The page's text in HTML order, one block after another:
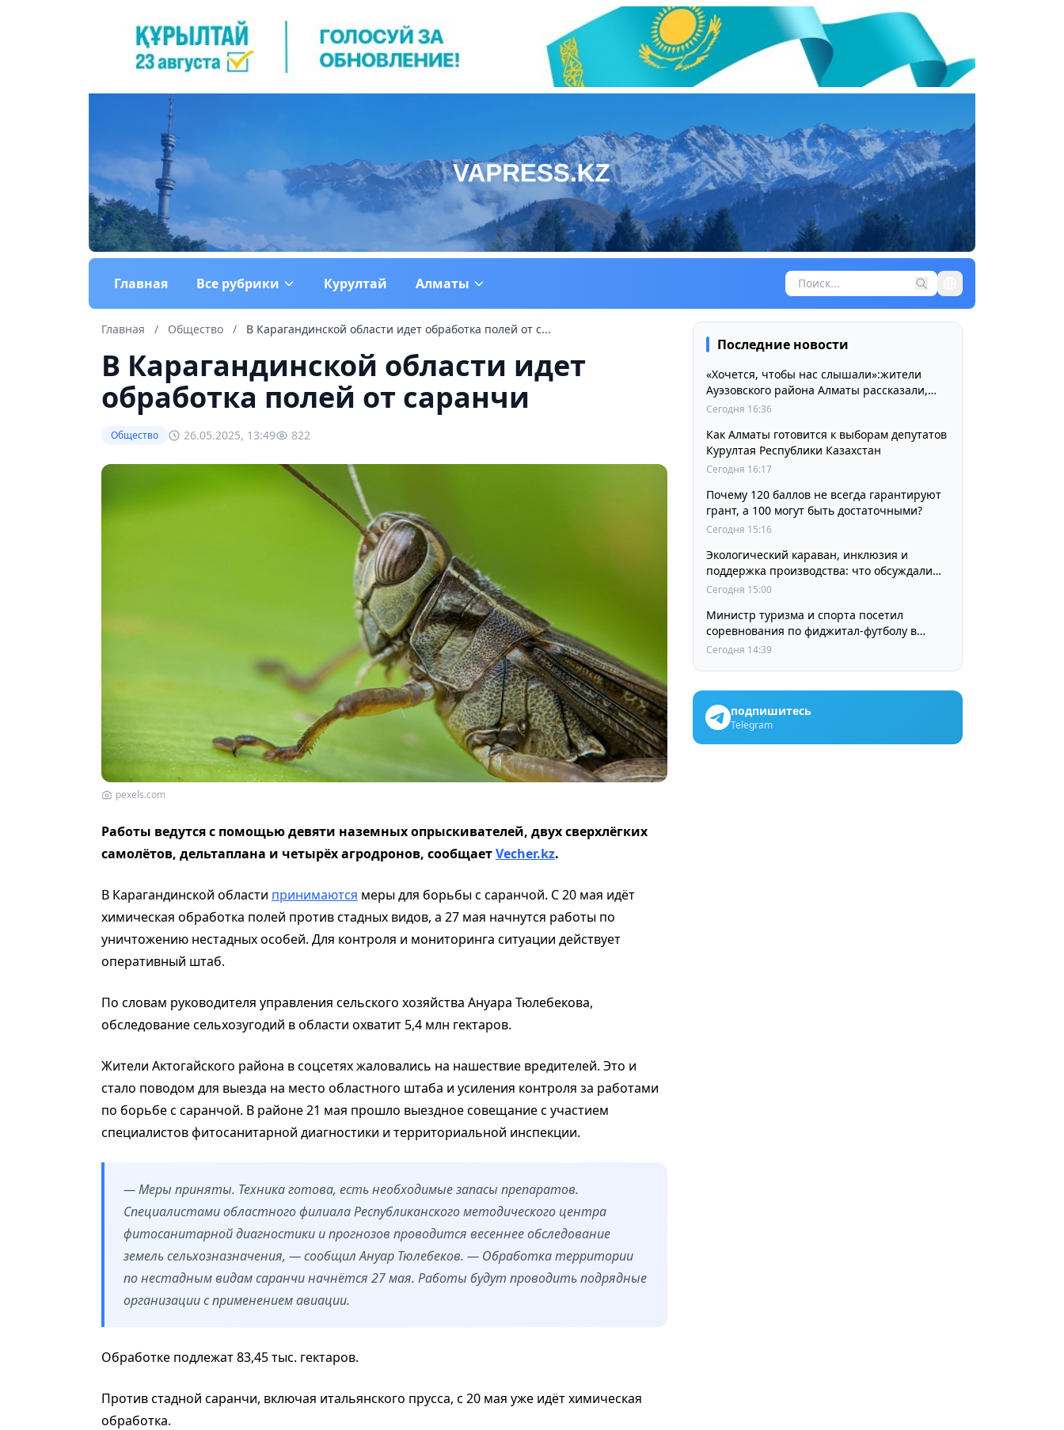
Главная Все рубрики Курултай Алматы
Главная / Общество / В Карагандинской области идет обработка полей от с...
В Карагандинской области идет
обработка полей от саранчи
Общество 26.05.2025, 13:49 822
pexels.com
Работы ведутся с помощью девяти наземных опрыскивателей, двух сверхлёгких
самолётов, дельтаплана и четырёх агродронов, сообщаетVecher.kz.
В Карагандинской области принимаются меры для борьбы с саранчой. С 20 мая идёт
химическая обработка полей против стадных видов, а 27 мая начнутся работы по
уничтожению нестадных особей. Для контроля и мониторинга ситуации действует
оперативный штаб.
По словам руководителя управления сельского хозяйства Ануара Тюлебекова,
обследование сельхозугодий в области охватит 5,4 млн гектаров.
Жители Актогайского района в соцсетях жаловались на нашествие вредителей. Это и
стало поводом для выезда на место областного штаба и усиления контроля за работами
по борьбе с саранчой. В районе 21 мая прошло выездное совещание с участием
специалистов фитосанитарной диагностики и территориальной инспекции.
— Меры приняты. Техника готова, есть необходимые запасы препаратов.
Специалистами областного филиала Республиканского методического центра
фитосанитарной диагностики и прогнозов проводится весеннее обследование
земель сельхозназначения, — сообщил Ануар Тюлебеков. — Обработка территории
по нестадным видам саранчи начнётся 27 мая. Работы будут проводить подрядные
организации с применением авиации.
Обработке подлежат 83,45 тыс. гектаров.
Против стадной саранчи, включая итальянского прусса, с 20 мая уже идёт химическая
обработка.
Последние новости
«Хочется, чтобы нас слышали»:жители
Ауэзовского района Алматы рассказали,
чего ждут от выборов депутатов Курултая
Сегодня 16:36
Как Алматы готовится к выборам депутатов
Курултая Республики Казахстан
Сегодня 16:17
Почему 120 баллов не всегда гарантируют
грант, а 100 могут быть достаточными?
Сегодня 15:16
Экологический караван, инклюзия и
поддержка производства: что обсуждали
партии в регионах
Сегодня 15:00
Министр туризма и спорта посетил
соревнования по фиджитал-футболу в
рамках «Игр Будущего 2026»
Сегодня 14:39
подпишитесь
Telegram